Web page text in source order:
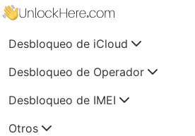
Desbloqueo de iCloud
Desbloqueo de Operador
Desbloqueo de IMEI
Otros